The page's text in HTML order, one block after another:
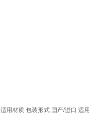
适用材质 包装形式 国产/进口 适